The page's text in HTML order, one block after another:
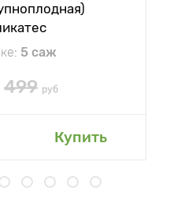
5 саж
499 руб
Купить